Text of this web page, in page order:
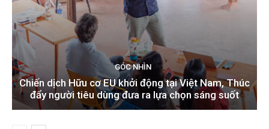
GÓC NHÌN
Chiến dịch Hữu cơ EU khởi động tại Việt Nam, Thúc
đẩy người tiêu dùng đưa ra lựa chọn sáng suốt